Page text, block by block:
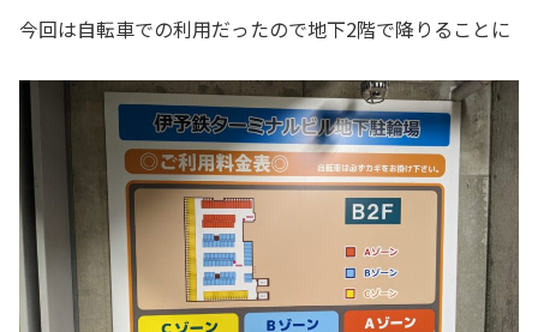
今回は自転車での利用だったので地下2階で降りることに